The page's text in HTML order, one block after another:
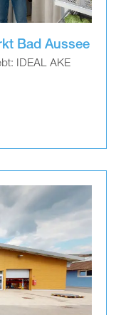
Bad Aussee
IDEAL AKE